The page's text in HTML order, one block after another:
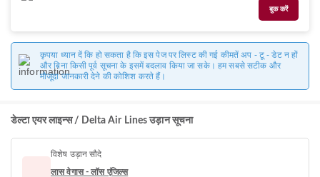
बुक करें
कृपया ध्यान दें कि हो सकता है कि इस पेज पर लिस्ट की गई कीमतें अप - टू - डेट न हों
और बिना किसी पूर्व सूचना के इसमें बदलाव किया जा सके। हम सबसे सटीक और
मौजूदा जानकारी देने की कोशिश करते हैं।
डेल्टा एयर लाइन्स / Delta Air Lines उड़ान सूचना
विशेष उड़ान सौदे
लास वेगास - लॉस एंजिल्स